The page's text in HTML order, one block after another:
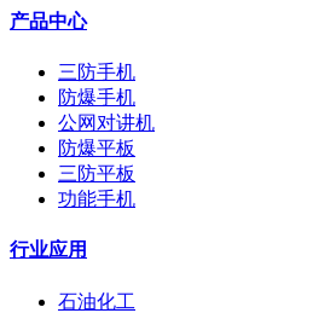
产品中心
三防手机
防爆手机
公网对讲机
防爆平板
三防平板
功能手机
行业应用
石油化工